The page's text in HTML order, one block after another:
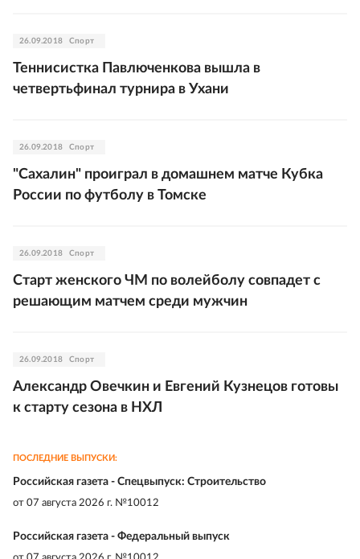
26.09.2018 Спорт
Теннисистка Павлюченкова вышла в
четвертьфинал турнира в Ухани
26.09.2018 Спорт
"Сахалин" проиграл в домашнем матче Кубка
России по футболу в Томске
26.09.2018 Спорт
Старт женского ЧМ по волейболу совпадет с
решающим матчем среди мужчин
26.09.2018 Спорт
Александр Овечкин и Евгений Кузнецов готовы
к старту сезона в НХЛ
ПОСЛЕДНИЕ ВЫПУСКИ:
Российская газета - Спецвыпуск: Строительство
от 07 августа 2026 г. №10012
Российская газета - Федеральный выпуск